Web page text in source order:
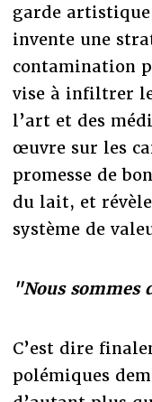
garde
invente une
contamination
vise à infiltrer
l’art et des
œuvre sur les
promesse de
du lait, et
système de
"Nous sommes
C’est dire
polémiques